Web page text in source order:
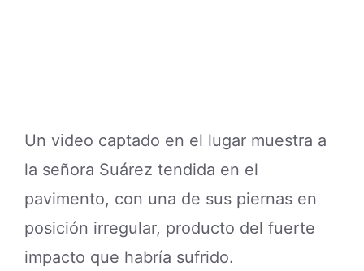
Un video captado en el lugar muestra a
la señora Suárez tendida en el
pavimento, con una de sus piernas en
posición irregular, producto del fuerte
impacto que habría sufrido.